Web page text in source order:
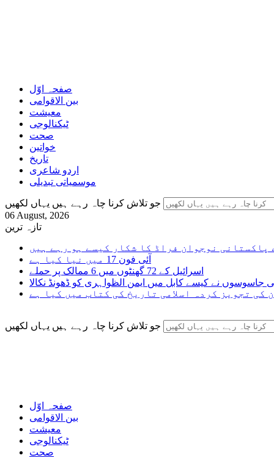
صفحہ اوّل
بین الاقوامی
معیشت
ٹیکنالوجی
صحت
خواتین
تاریخ
اردو شاعری
موسمیاتی تبدیلی
جو تلاش کرنا چاہ رہے ہیں یہاں لکھیں
06 August, 2026
تازہ ترین
پاکستانی نوجوان فراڈ کا شکار کیسے ہو رہے ہیں
آئی فون 17 میں نیا کیا ہے
اسرائیل کے 72 گھنٹوں میں 6 ممالک پر حملے
جاسوسوں نے کیسے کابل میں ایمن الظواہری کو ڈھونڈ نکالا
کی تجویز کردہ اسلامی تاریخ کی کتاب میں کیا ہے
جو تلاش کرنا چاہ رہے ہیں یہاں لکھیں
صفحہ اوّل
بین الاقوامی
معیشت
ٹیکنالوجی
صحت